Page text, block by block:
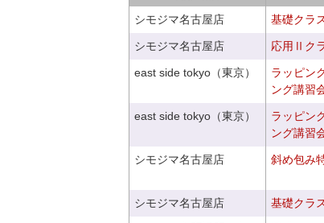
シモジマ名古屋店 基礎クラ
シモジマ名古屋店 応用Ⅱク
east side tokyo（東京）
ラッピン
ング講習
east side tokyo（東京）
ラッピン
ング講習
シモジマ名古屋店 斜め包み
シモジマ名古屋店 基礎クラ